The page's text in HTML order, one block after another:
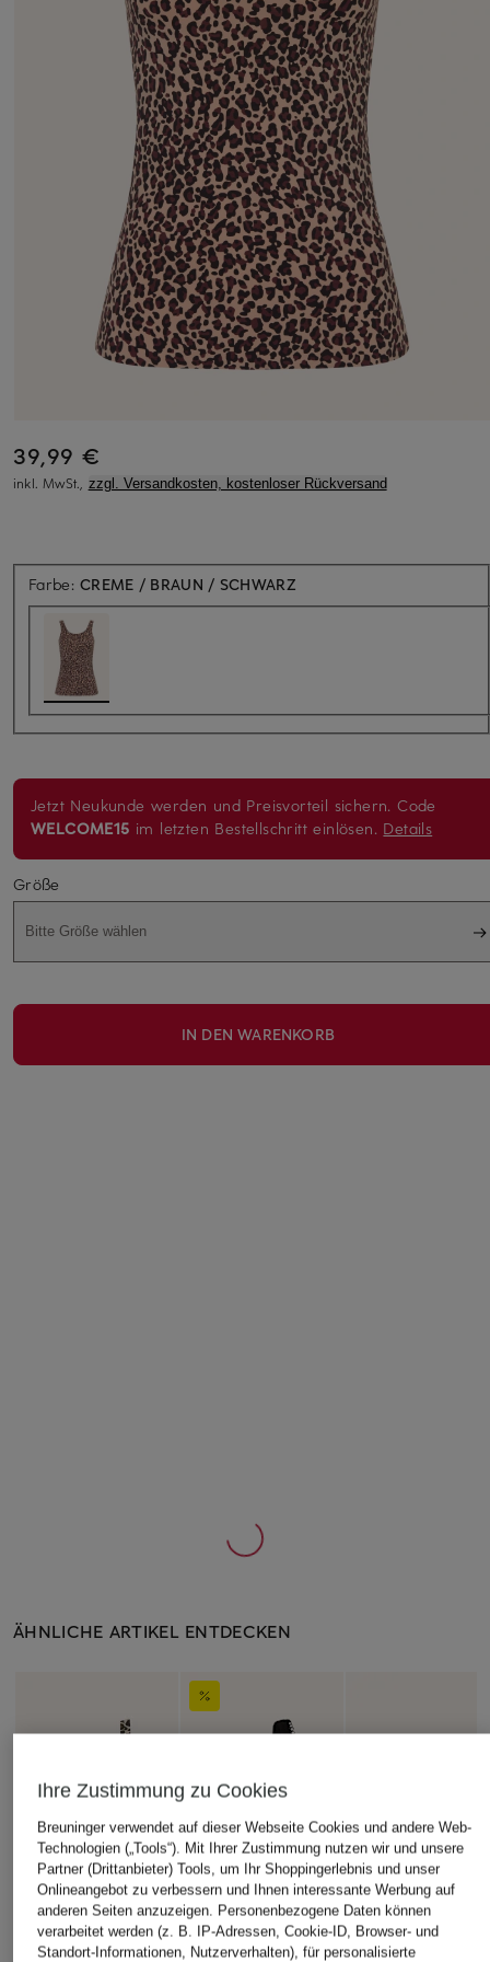
39,99 €
inkl. MwSt., zzgl. Versandkosten, kostenloser Rückversand
Farbe:CREME / BRAUN / SCHWARZ
Jetzt Neukunde werden und Preisvorteil sichern. Code
WELCOME15 im letzten Bestellschritt einlösen. Details
Größe
Bitte Größe wählen
IN DEN WARENKORB
ÄHNLICHE ARTIKEL ENTDECKEN
Ihre Zustimmung zu Cookies
Breuninger verwendet auf dieser Webseite Cookies und andere Web-
Technologien („Tools“). Mit Ihrer Zustimmung nutzen wir und unsere
Partner (Drittanbieter) Tools, um Ihr Shoppingerlebnis und unser
Onlineangebot zu verbessern und Ihnen interessante Werbung auf
anderen Seiten anzuzeigen. Personenbezogene Daten können
verarbeitet werden (z. B. IP-Adressen, Cookie-ID, Browser- und
Standort-Informationen, Nutzerverhalten), für personalisierte